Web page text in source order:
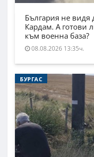
България не видя
Кардам. А готови
към военна база?
08.08.2026 13:35ч.
БУРГАС